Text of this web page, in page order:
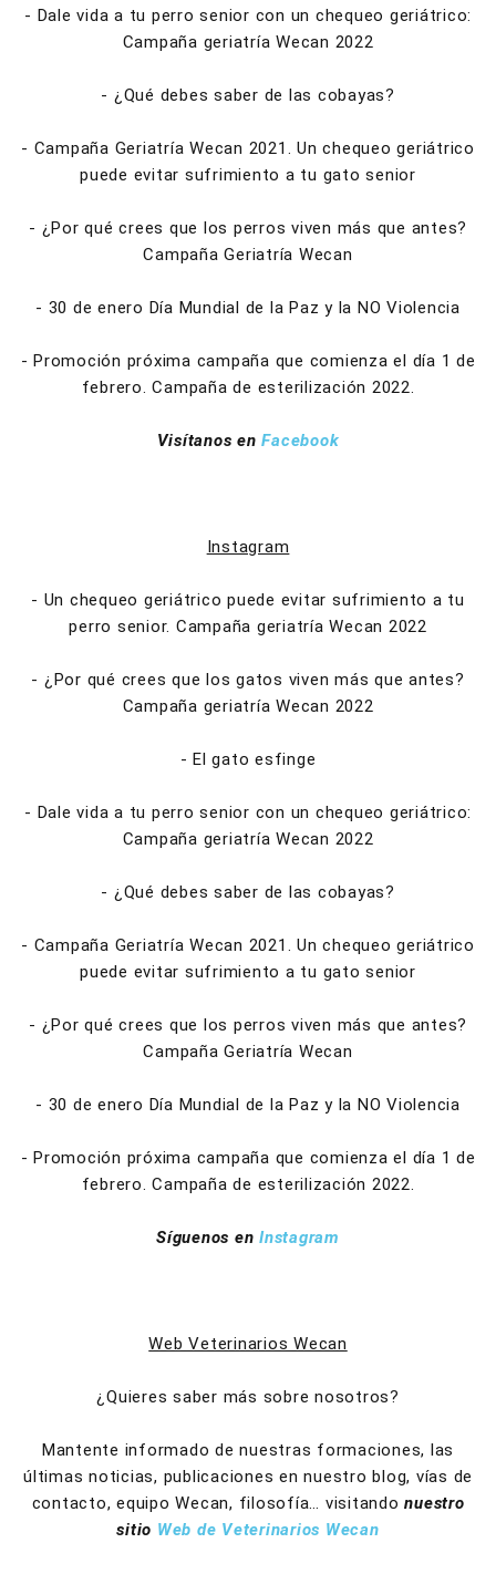
- Dale vida a tu perro senior con un chequeo geriátrico:
Campaña geriatría Wecan 2022
- ¿Qué debes saber de las cobayas?
- Campaña Geriatría Wecan 2021. Un chequeo geriátrico
puede evitar sufrimiento a tu gato senior
- ¿Por qué crees que los perros viven más que antes?
Campaña Geriatría Wecan
- 30 de enero Día Mundial de la Paz y la NO Violencia
- Promoción próxima campaña que comienza el día 1 de
febrero. Campaña de esterilización 2022.
Visítanos enFacebook
Instagram
- Un chequeo geriátrico puede evitar sufrimiento a tu
perro senior. Campaña geriatría Wecan 2022
- ¿Por qué crees que los gatos viven más que antes?
Campaña geriatría Wecan 2022
- El gato esfinge
- Dale vida a tu perro senior con un chequeo geriátrico:
Campaña geriatría Wecan 2022
- ¿Qué debes saber de las cobayas?
- Campaña Geriatría Wecan 2021. Un chequeo geriátrico
puede evitar sufrimiento a tu gato senior
- ¿Por qué crees que los perros viven más que antes?
Campaña Geriatría Wecan
- 30 de enero Día Mundial de la Paz y la NO Violencia
- Promoción próxima campaña que comienza el día 1 de
febrero. Campaña de esterilización 2022.
Síguenos enInstagram
Web Veterinarios Wecan
¿Quieres saber más sobre nosotros?
Mantente informado de nuestras formaciones, las
últimas noticias, publicaciones en nuestro blog, vías de
contacto, equipo Wecan, filosofía… visitandonuestro
sitio Web de Veterinarios Wecan